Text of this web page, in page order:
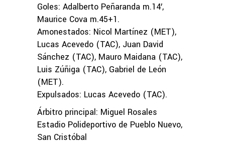
Goles: Adalberto Peñaranda m.14′,
Maurice Cova m.45+1.
Amonestados: Nicol Martínez (MET),
Lucas Acevedo (TAC), Juan David
Sánchez (TAC), Mauro Maidana (TAC),
Luis Zúñiga (TAC), Gabriel de León
(MET).
Expulsados: Lucas Acevedo (TAC).
Árbitro principal: Miguel Rosales
Estadio Polideportivo de Pueblo Nuevo,
San Cristóbal